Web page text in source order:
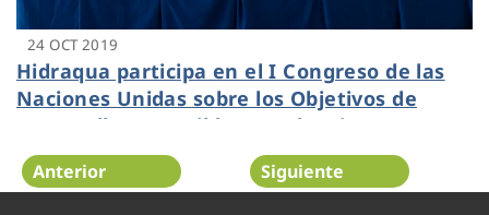
24 OCT 2019
Hidraqua participa en el I Congreso de las
Naciones Unidas sobre los Objetivos de
Desarrollo Sostenible en Valencia
Anterior Siguiente